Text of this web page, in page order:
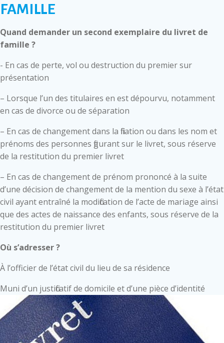
FAMILLE
Quand demander un second exemplaire du livret de
famille ?
- En cas de perte, vol ou destruction du premier sur
présentation
– Lorsque l’un des titulaires en est dépourvu, notamment
en cas de divorce ou de séparation
– En cas de changement dans la filiation ou dans les nom et
prénoms des personnes figurant sur le livret, sous réserve
de la restitution du premier livret
– En cas de changement de prénom prononcé à la suite
d’une décision de changement de la mention du sexe à l’état
civil ayant entraîné la modification de l’acte de mariage ainsi
que des actes de naissance des enfants, sous réserve de la
restitution du premier livret
Où s’adresser ?
À l’officier de l’état civil du lieu de sa résidence
Muni d’un justificatif de domicile et d’une pièce d’identité